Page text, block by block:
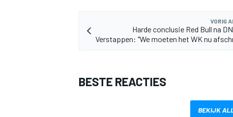
VORIG
Harde conclusie Red Bull na
Verstappen: "We moeten het WK nu
BESTE REACTIES
BEKIJK